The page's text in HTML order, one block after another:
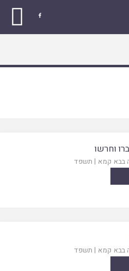

וחרשו
בבא קמא | תשפד
בבא קמא | תשפד